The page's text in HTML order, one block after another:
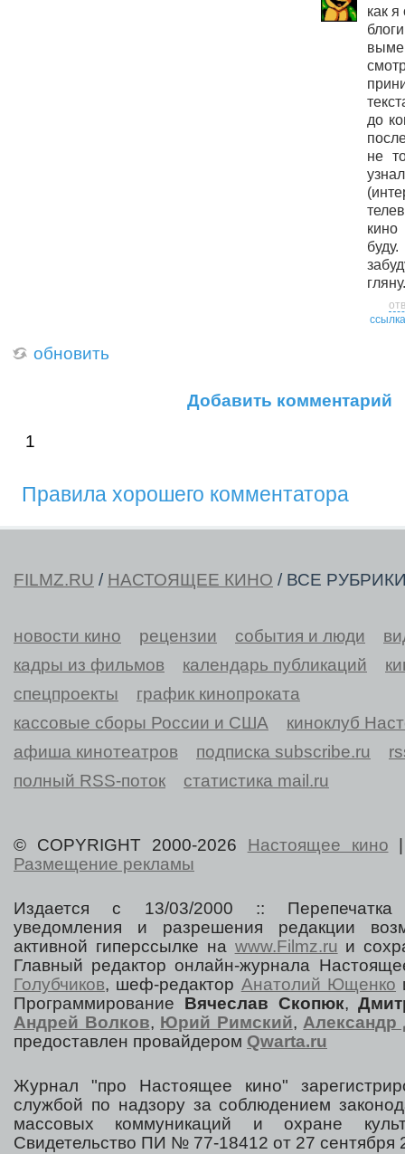
как
до
не
ссылка
обновить
Добавить комментарий
1
Правила хорошего комментатора
FILMZ.RU / НАСТОЯЩЕЕ КИНО / ВСЕ
новости кино рецензии события и люди
кадры из фильмов
календарь публикаций
спецпроекты
график кинопроката
кассовые сборы России и США
киноклуб
афиша кинотеатров
подписка subscribe.ru
полный RSS-поток
статистика mail.ru
© COPYRIGHT 2000-2026 Настоящее кино
Размещение рекламы
Издается с 13/03/2000 :: Перепечатка
уведомления и разрешения редакции
активной гиперссылке на www.Filmz.ru и
Главный редактор онлайн-журнала
Голубчиков, шеф-редактор Анатолий Ющенко
Программирование Вячеслав Скопюк,
Андрей Волков, Юрий Римский, Александр
предоставлен провайдером Qwarta.ru
Журнал "про Настоящее кино"
службой по надзору за соблюдением
массовых коммуникаций и охране
Свидетельство ПИ № 77-18412 от 27 сентября